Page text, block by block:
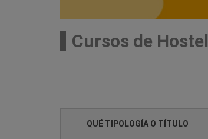
Cursos de
QUÉ TIPOLOGÍA O TÍTULO